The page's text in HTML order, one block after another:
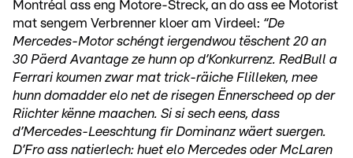
Montréal ass eng Motore-Streck, an do ass ee Motorist
mat sengem Verbrenner kloer am Virdeel: “De
Mercedes-Motor schéngt iergendwou tëschent 20 an
30 Päerd Avantage ze hunn op d’Konkurrenz. RedBull a
Ferrari koumen zwar mat trick-räiche Flilleken, mee
hunn domadder elo net de risegen Ënnerscheed op der
Riichter kënne maachen. Si si sech eens, dass
d’Mercedes-Leeschtung fir Dominanz wäert suergen.
D’Fro ass natierlech: huet elo Mercedes oder McLaren